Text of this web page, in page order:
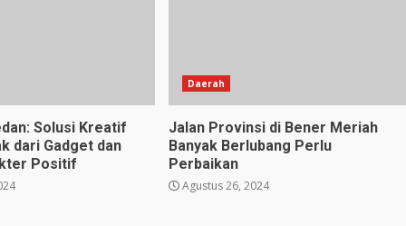
Solusi Kreatif
dari Gadget dan
Positif
Daerah
Jalan Provinsi di Bener Meriah
Banyak Berlubang Perlu
Perbaikan
Agustus 26, 2024